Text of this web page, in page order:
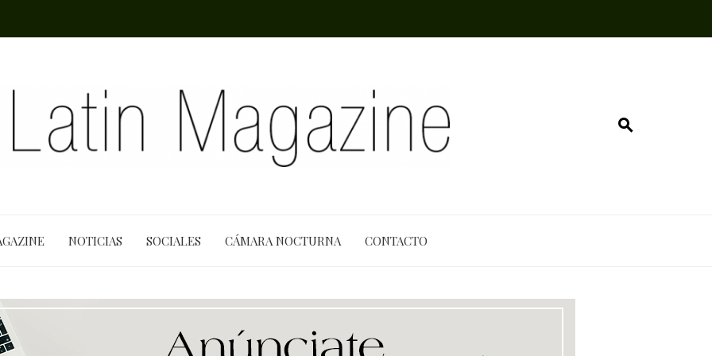
NOTICIAS SOCIALES CÁMARA NOCTURNA CONTACTO